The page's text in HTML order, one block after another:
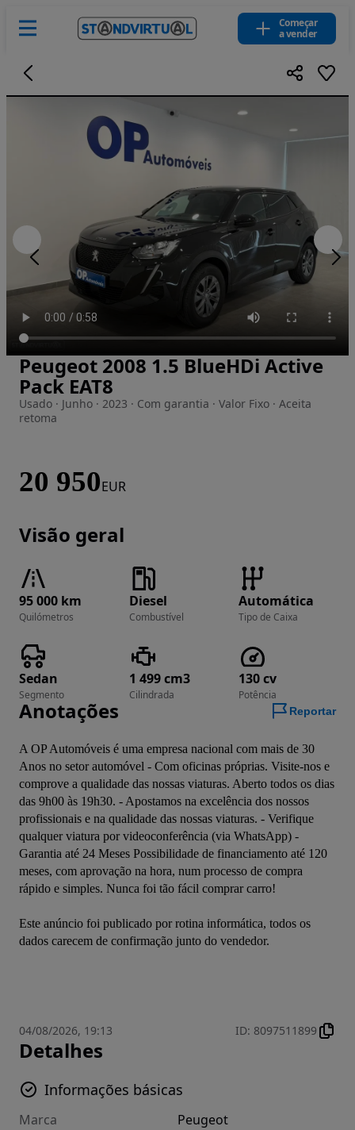
Começar
a vender
Imagem 1 de 13
Peugeot 2008 1.5 BlueHDi Active
Pack EAT8
Usado · Junho · 2023 · Com garantia · Valor Fixo · Aceita
retoma
20 950EUR
Visão geral
95 000 km
Quilómetros
Diesel
Combustível
Automática
Tipo de Caixa
Sedan
Segmento
1 499 cm3
Cilindrada
130 cv
Potência
Anotações Reportar
A OP Automóveis é uma empresa nacional com mais de 30
Anos no setor automóvel - Com oficinas próprias. Visite-nos e
comprove a qualidade das nossas viaturas. Aberto todos os dias
das 9h00 às 19h30. - Apostamos na excelência dos nossos
profissionais e na qualidade das nossas viaturas. - Verifique
qualquer viatura por videoconferência (via WhatsApp) -
Garantia até 24 Meses Possibilidade de financiamento até 120
meses, com aprovação na hora, num processo de compra
Este anúncio foi publicado por rotina informática, todos os
04/08/2026, 19:13 ID: 8097511899
Detalhes
Informações básicas
Marca Peugeot